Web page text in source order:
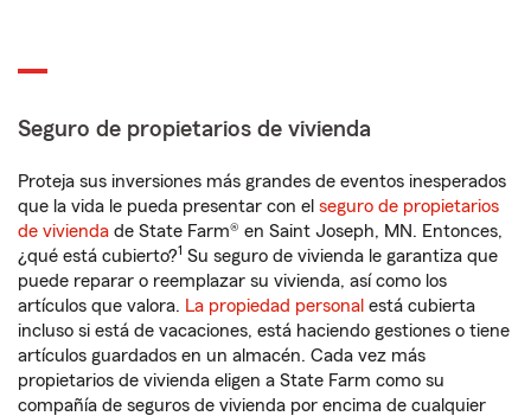
Seguro de propietarios de vivienda
Proteja sus inversiones más grandes de eventos inesperados
que la vida le pueda presentar con el seguro de propietarios
de vivienda de State Farm® en Saint Joseph, MN. Entonces,
¿qué está cubierto?1 Su seguro de vivienda le garantiza que
puede reparar o reemplazar su vivienda, así como los
artículos que valora. La propiedad personal está cubierta
incluso si está de vacaciones, está haciendo gestiones o tiene
artículos guardados en un almacén. Cada vez más
propietarios de vivienda eligen a State Farm como su
compañía de seguros de vivienda por encima de cualquier